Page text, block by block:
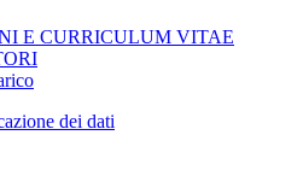
E CURRICULUM VITAE
dei dati